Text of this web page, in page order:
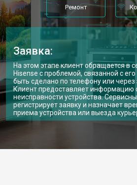
Ремонт
Заявка:
На этом этапе клиент обращается в
Hisense с проблемой, связанной с
быть сделано по телефону или через
Клиент предоставляет информацию
неисправности устройства.
регистрирует заявку и назначает
приема устройства или выезда